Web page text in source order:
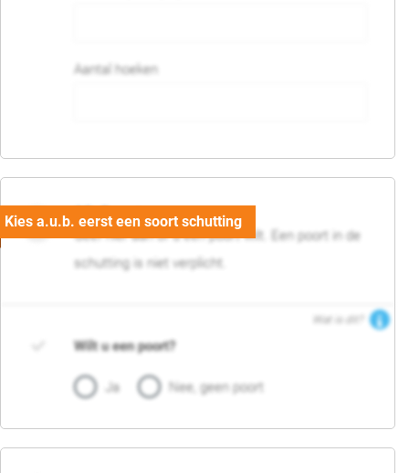
Aantal hoeken
05. Poort
Geef hier aan of u een poort wilt. Een poort in de
schutting is niet verplicht.
Wat is dit?
Wilt u een poort?
Ja Nee, geen poort